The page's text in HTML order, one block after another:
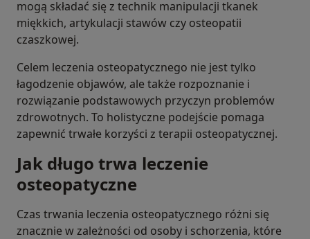
mogą składać się z technik manipulacji tkanek
miękkich, artykulacji stawów czy osteopatii
czaszkowej.
Celem leczenia osteopatycznego nie jest tylko
łagodzenie objawów, ale także rozpoznanie i
rozwiązanie podstawowych przyczyn problemów
zdrowotnych. To holistyczne podejście pomaga
zapewnić trwałe korzyści z terapii osteopatycznej.
Jak długo trwa leczenie
osteopatyczne
Czas trwania leczenia osteopatycznego różni się
znacznie w zależności od osoby i schorzenia, które